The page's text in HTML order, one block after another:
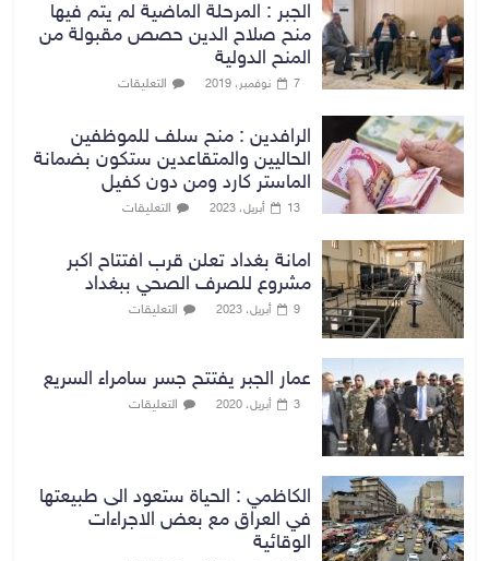
الجبر : المرحلة الماضية لم يتم فيها
منح صلاح الدين حصص مقبولة من
المنح الدولية
7 نوفمبر، 2019 التعليقات
الرافدين : منح سلف للموظفين
الحاليين والمتقاعدين ستكون بضمانة
الماستر كارد ومن دون كفيل
13 أبريل، 2023 التعليقات
امانة بغداد تعلن قرب افتتاح اكبر
مشروع للصرف الصحي ببغداد
9 أبريل، 2023 التعليقات
عمار الجبر يفتتح جسر سامراء السريع
3 أبريل، 2020 التعليقات
الكاظمي : الحياة ستعود الى طبيعتها
في العراق مع بعض الاجراءات
الوقائية